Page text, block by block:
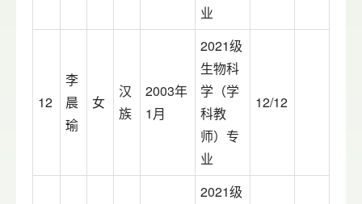
业
12
李
晨
瑜
女
汉
族
2003年
1月
2021级
生物科
学（学
科教
师）专
业
12/12
2021级